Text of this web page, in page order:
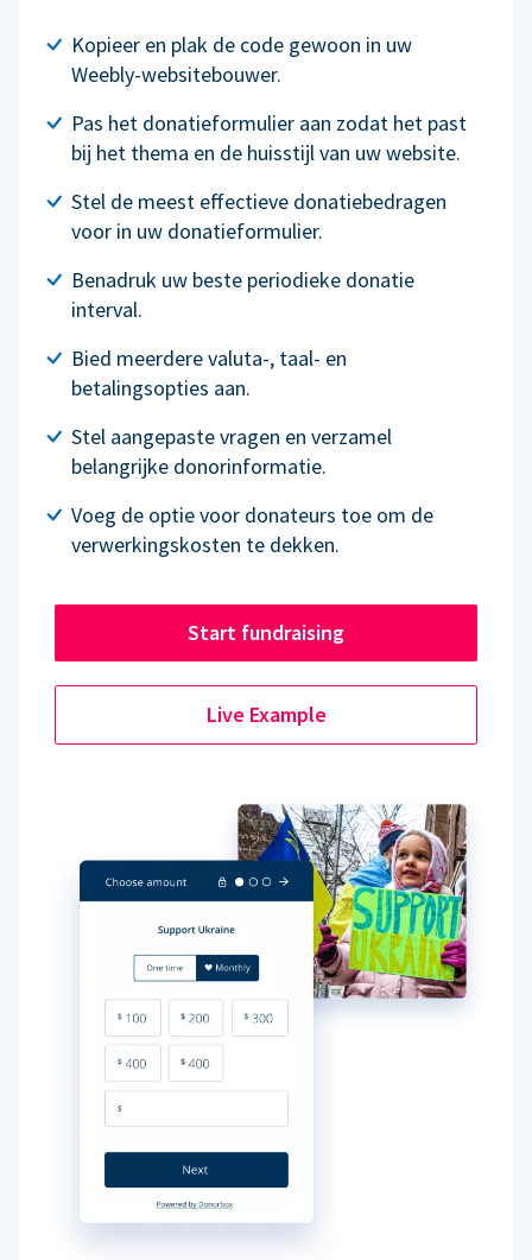
Kopieer en plak de code gewoon in uw
Weebly-websitebouwer.
Pas het donatieformulier aan zodat het past
bij het thema en de huisstijl van uw website.
Stel de meest effectieve donatiebedragen
voor in uw donatieformulier.
Benadruk uw beste periodieke donatie
interval.
Bied meerdere valuta-, taal- en
betalingsopties aan.
Stel aangepaste vragen en verzamel
belangrijke donorinformatie.
Voeg de optie voor donateurs toe om de
verwerkingskosten te dekken.
Start fundraising
Live Example